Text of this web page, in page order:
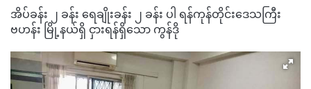
အိပ်ခန်း ၂ ခန်း ရေချိုးခန်း ၂ ခန်း ပါ ရန်ကုန်တိုင်းဒေသကြီး
ဗဟန်း မြို့နယ်ရှိ ငှားရန်ရှိသော ကွန်ဒို